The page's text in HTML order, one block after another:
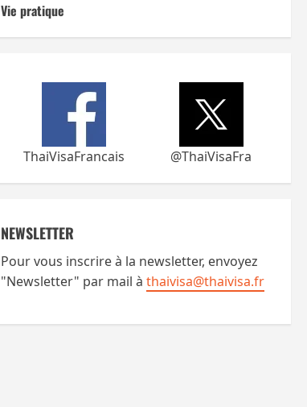
Vie pratique
ThaiVisaFrancais @ThaiVisaFra
NEWSLETTER
Pour vous inscrire à la newsletter, envoyez
"Newsletter" par mail à thaivisa@thaivisa.fr